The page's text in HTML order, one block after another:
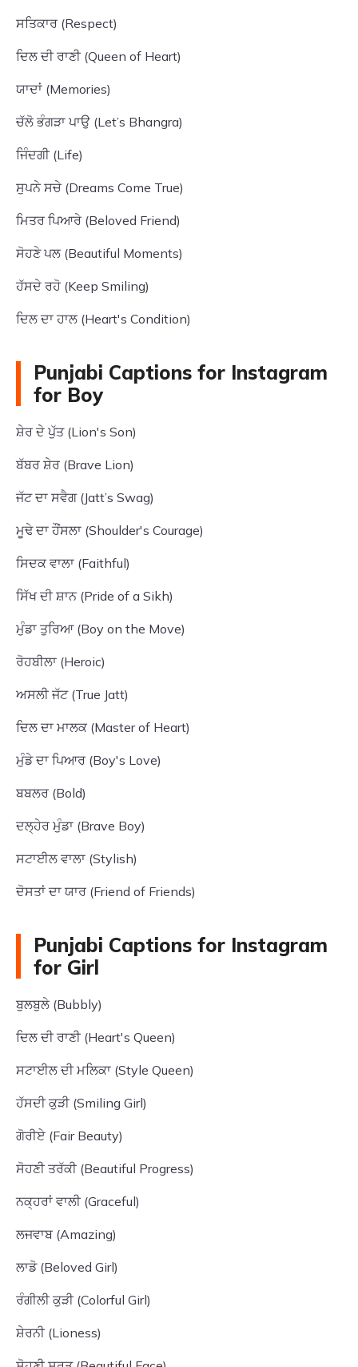
ਸਤਿਕਾਰ (Respect)
ਦਿਲ ਦੀ ਰਾਣੀ (Queen of Heart)
ਯਾਦਾਂ (Memories)
ਚੱਲੋ ਭੰਗੜਾ ਪਾਉ (Let’s Bhangra)
ਜਿੰਦਗੀ (Life)
ਸੁਪਨੇ ਸਚੇ (Dreams Come True)
ਮਿਤਰ ਪਿਆਰੇ (Beloved Friend)
ਸੋਹਣੇ ਪਲ (Beautiful Moments)
ਹੱਸਦੇ ਰਹੋ (Keep Smiling)
ਦਿਲ ਦਾ ਹਾਲ (Heart's Condition)
Punjabi Captions for Instagram
for Boy
ਸ਼ੇਰ ਦੇ ਪੁੱਤ (Lion's Son)
ਬੱਬਰ ਸ਼ੇਰ (Brave Lion)
ਜੱਟ ਦਾ ਸਵੈਗ (Jatt’s Swag)
ਮੂਢੇ ਦਾ ਹੌਂਸਲਾ (Shoulder's Courage)
ਸਿਦਕ ਵਾਲਾ (Faithful)
ਸਿੱਖ ਦੀ ਸ਼ਾਨ (Pride of a Sikh)
ਮੁੰਡਾ ਤੁਰਿਆ (Boy on the Move)
ਰੋਹਬੀਲਾ (Heroic)
ਅਸਲੀ ਜੱਟ (True Jatt)
ਦਿਲ ਦਾ ਮਾਲਕ (Master of Heart)
ਮੁੰਡੇ ਦਾ ਪਿਆਰ (Boy's Love)
ਬਬਲਰ (Bold)
ਦਲ੍ਹੇਰ ਮੁੰਡਾ (Brave Boy)
ਸਟਾਈਲ ਵਾਲਾ (Stylish)
ਦੋਸਤਾਂ ਦਾ ਯਾਰ (Friend of Friends)
Punjabi Captions for Instagram
for Girl
ਬੁਲਬੁਲੇ (Bubbly)
ਦਿਲ ਦੀ ਰਾਣੀ (Heart's Queen)
ਸਟਾਈਲ ਦੀ ਮਲਿਕਾ (Style Queen)
ਹੱਸਦੀ ਕੁੜੀ (Smiling Girl)
ਗੋਰੀਏ (Fair Beauty)
ਸੋਹਣੀ ਤਰੱਕੀ (Beautiful Progress)
ਨਕ੍ਹਰਾਂ ਵਾਲੀ (Graceful)
ਲਜਵਾਬ (Amazing)
ਲਾਡੋ (Beloved Girl)
ਰੰਗੀਲੀ ਕੁੜੀ (Colorful Girl)
ਸ਼ੇਰਨੀ (Lioness)